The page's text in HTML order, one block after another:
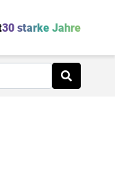
30 starke Jahre